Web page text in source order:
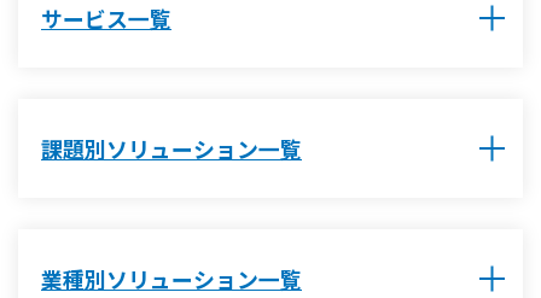
サービス一覧
課題別ソリューション一覧
業種別ソリューション一覧